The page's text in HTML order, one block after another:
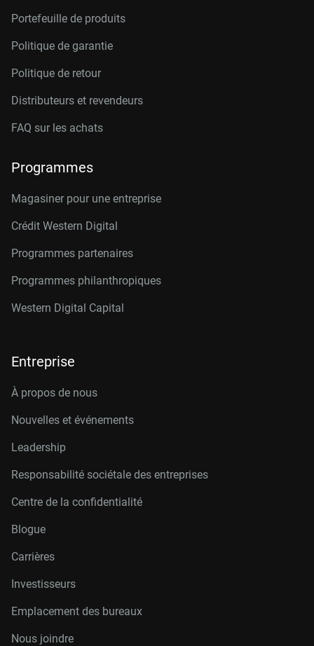
Portefeuille de produits
Politique de garantie
Politique de retour
Distributeurs et revendeurs
FAQ sur les achats
Programmes
Magasiner pour une entreprise
Crédit Western Digital
Programmes partenaires
Programmes philanthropiques
Western Digital Capital
Entreprise
À propos de nous
Nouvelles et événements
Leadership
Responsabilité sociétale des entreprises
Centre de la confidentialité
Blogue
Carrières
Investisseurs
Emplacement des bureaux
Nous joindre